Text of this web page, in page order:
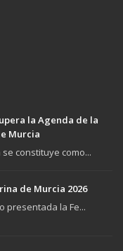
la Agenda de la
Murcia
constituye como...
de Murcia 2026
presentada la Fe...